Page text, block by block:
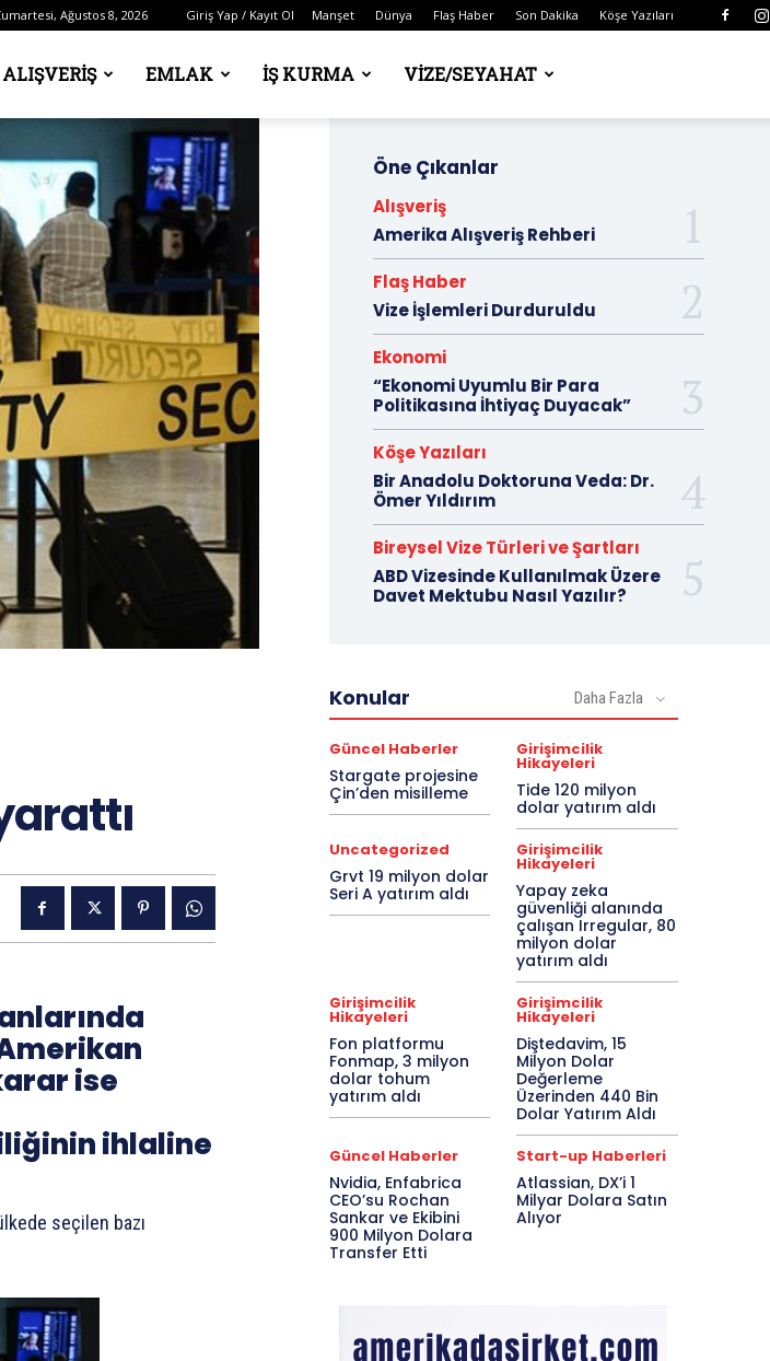
Ağustos 8, 2026 Giriş Yap / Kayıt Ol Manşet Dünya Flaş Haber Son Dakika Köşe Yazıları
ALIŞVERIŞ EMLAK İŞ KURMA VIZE/SEYAHAT
ise
ihlaline
seçilen bazı
Öne Çıkanlar
Alışveriş
Amerika Alışveriş Rehberi
Flaş Haber
Vize İşlemleri Durduruldu
Ekonomi
“Ekonomi Uyumlu Bir Para
Politikasına İhtiyaç Duyacak”
Köşe Yazıları
Bir Anadolu Doktoruna Veda: Dr.
Ömer Yıldırım
Bireysel Vize Türleri ve Şartları
ABD Vizesinde Kullanılmak Üzere
Davet Mektubu Nasıl Yazılır?
Konular Daha Fazla
Güncel Haberler
Stargate projesine
Çin’den misilleme
Girişimcilik
Hikayeleri
Tide 120 milyon
dolar yatırım aldı
Uncategorized
Grvt 19 milyon dolar
Seri A yatırım aldı
Girişimcilik
Hikayeleri
Yapay zeka
güvenliği alanında
çalışan Irregular, 80
milyon dolar
yatırım aldı
Girişimcilik
Hikayeleri
Fon platformu
Fonmap, 3 milyon
dolar tohum
yatırım aldı
Girişimcilik
Hikayeleri
Diştedavim, 15
Milyon Dolar
Değerleme
Üzerinden 440 Bin
Dolar Yatırım Aldı
Güncel Haberler
Nvidia, Enfabrica
CEO’su Rochan
Sankar ve Ekibini
900 Milyon Dolara
Transfer Etti
Start-up Haberleri
Atlassian, DX’i 1
Milyar Dolara Satın
Alıyor